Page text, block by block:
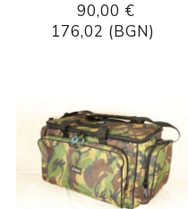
90,00 €
176,02 (BGN)